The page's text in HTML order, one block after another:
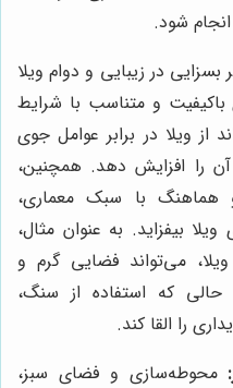
شود.
در زیبایی و دوام ویلا
باکیفیت و متناسب با شرایط
از ویلا در برابر عوامل جوی
را افزایش دهد. همچنین،
هماهنگ با سبک معماری،
بیفزاید. به عنوان مثال،
می‌تواند فضایی گرم و
که استفاده از سنگ،
را القا کند.
محوطه‌سازی و فضای سبز،